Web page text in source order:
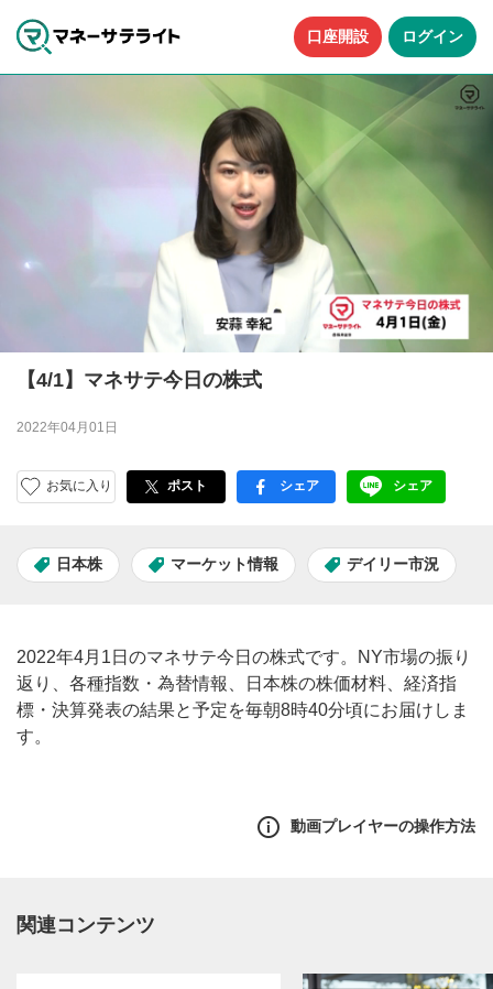
口座開設 ログイン
【4/1】マネサテ今日の株式
2022年04月01日
お気に入り ポスト facebook
シェア LINE
シェア
日本株 マーケット情報 デイリー市況
2022年4月1日のマネサテ今日の株式です。NY市場の振り
返り、各種指数・為替情報、日本株の株価材料、経済指
標・決算発表の結果と予定を毎朝8時40分頃にお届けしま
す。
動画プレイヤーの操作方法
関連コンテンツ